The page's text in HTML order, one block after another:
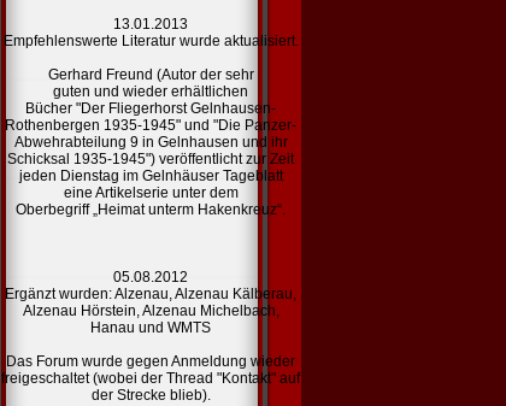
13.01.2013
Empfehlenswerte Literatur wurde aktualisiert.
Gerhard Freund (Autor der sehr
guten und wieder erhältlichen
Bücher "Der Fliegerhorst Gelnhausen-
Rothenbergen 1935-1945" und "Die Panzer-
Abwehrabteilung 9 in Gelnhausen und ihr
Schicksal 1935-1945") veröffentlicht zur Zeit
jeden Dienstag im Gelnhäuser Tageblatt
eine Artikelserie unter dem
Oberbegriff „Heimat unterm Hakenkreuz“.
05.08.2012
Ergänzt wurden:Alzenau,Alzenau Kälberau,
Alzenau Hörstein,Alzenau Michelbach,
Hanau und WMTS
Das Forum wurde gegen Anmeldung wieder
freigeschaltet (wobei der Thread "Kontakt" auf
der Strecke blieb).